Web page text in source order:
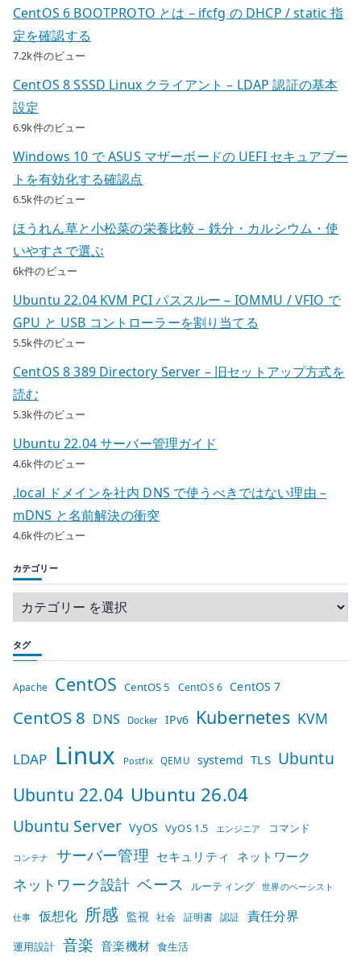
CentOS 6 BOOTPROTO とは – ifcfg の DHCP / static 指
定を確認する
7.2k件のビュー
CentOS 8 SSSD Linux クライアント – LDAP 認証の基本
設定
6.9k件のビュー
Windows 10 で ASUS マザーボードの UEFI セキュアブー
トを有効化する確認点
6.5k件のビュー
ほうれん草と小松菜の栄養比較 – 鉄分・カルシウム・使
いやすさで選ぶ
6k件のビュー
Ubuntu 22.04 KVM PCI パススルー – IOMMU / VFIO で
GPU と USB コントローラーを割り当てる
5.5k件のビュー
CentOS 8 389 Directory Server – 旧セットアップ方式を
読む
5.3k件のビュー
Ubuntu 22.04 サーバー管理ガイド
4.6k件のビュー
.local ドメインを社内 DNS で使うべきではない理由 –
mDNS と名前解決の衝突
4.6k件のビュー
カテゴリー
タグ
Apache CentOS CentOS 5 CentOS 6 CentOS 7
CentOS 8 DNS Docker IPv6 Kubernetes KVM
LDAP Linux Postfix QEMU systemd TLS Ubuntu
Ubuntu 22.04 Ubuntu 26.04
Ubuntu Server VyOS VyOS 1.5 エンジニア コマンド
コンテナ サーバー管理 セキュリティ ネットワーク
ネットワーク設計 ベース ルーティング 世界のベーシスト
仕事 仮想化 所感 監視 社会 証明書 認証 責任分界
運用設計 音楽 音楽機材 食生活